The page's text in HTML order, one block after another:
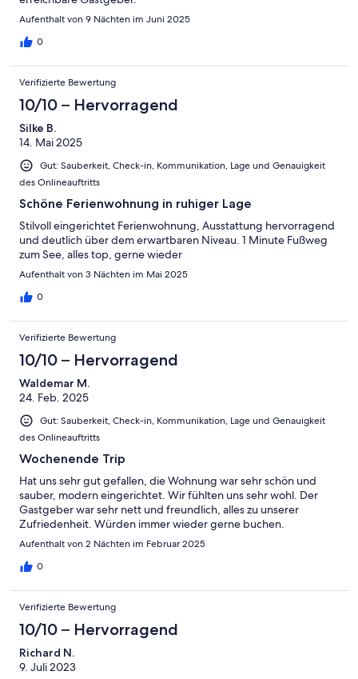
Aufenthalt von 9 Nächten im Juni 2025
0
Verifizierte Bewertung
10/10 – Hervorragend
Silke B.
14. Mai 2025
Gut: Sauberkeit, Check-in, Kommunikation, Lage und Genauigkeit
des Onlineauftritts
Schöne Ferienwohnung in ruhiger Lage
Stilvoll eingerichtet Ferienwohnung, Ausstattung hervorragend
und deutlich über dem erwartbaren Niveau. 1 Minute Fußweg
zum See, alles top, gerne wieder
Aufenthalt von 3 Nächten im Mai 2025
0
Verifizierte Bewertung
10/10 – Hervorragend
Waldemar M.
24. Feb. 2025
Gut: Sauberkeit, Check-in, Kommunikation, Lage und Genauigkeit
des Onlineauftritts
Wochenende Trip
Hat uns sehr gut gefallen, die Wohnung war sehr schön und
sauber, modern eingerichtet. Wir fühlten uns sehr wohl. Der
Gastgeber war sehr nett und freundlich, alles zu unserer
Zufriedenheit. Würden immer wieder gerne buchen.
Aufenthalt von 2 Nächten im Februar 2025
0
Verifizierte Bewertung
10/10 – Hervorragend
Richard N.
9. Juli 2023